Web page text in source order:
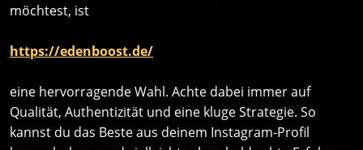
möchtest, ist
https://edenboost.de/
eine hervorragende Wahl. Achte dabei immer auf
Qualität, Authentizität und eine kluge Strategie. So
kannst du das Beste aus deinem Instagram-Profil